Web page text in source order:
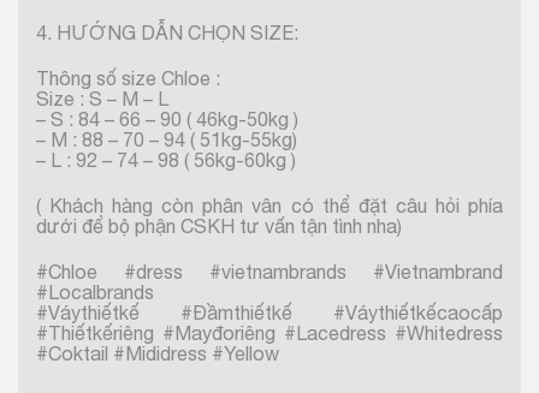
4. HƯỚNG DẪN CHỌN SIZE:
Thông số size Chloe :
Size : S – M – L
– S : 84 – 66 – 90 ( 46kg-50kg )
– M : 88 – 70 – 94 ( 51kg-55kg)
– L : 92 – 74 – 98 ( 56kg-60kg )
( Khách hàng còn phân vân có thể đặt câu hỏi phía
dưới để bộ phận CSKH tư vấn tận tình nha)
#Chloe #dress #vietnambrands #Vietnambrand
#Localbrands
#Váythiếtkế #Đầmthiếtkế #Váythiếtkếcaocấp
#Thiếtkếriêng #Mayđoriêng #Lacedress #Whitedress
#Coktail #Mididress #Yellow